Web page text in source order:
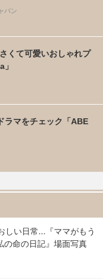
パン
くて可愛いおしゃれプ
ラマをチェック「ABE
しい日常...『ママがもう
の命の日記』場面写真